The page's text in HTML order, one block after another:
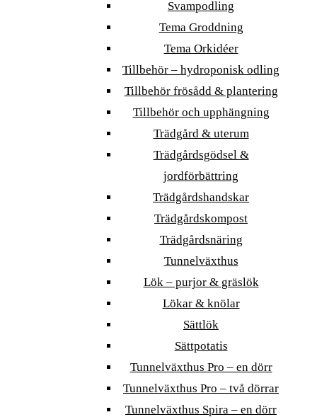
Svampodling
Tema Groddning
Tema Orkidéer
Tillbehör – hydroponisk odling
Tillbehör frösådd & plantering
Tillbehör och upphängning
Trädgård & uterum
Trädgårdsgödsel &
jordförbättring
Trädgårdshandskar
Trädgårdskompost
Trädgårdsnäring
Tunnelväxthus
Lök – purjor & gräslök
Lökar & knölar
Sättlök
Sättpotatis
Tunnelväxthus Pro – en dörr
Tunnelväxthus Pro – två dörrar
Tunnelväxthus Spira – en dörr